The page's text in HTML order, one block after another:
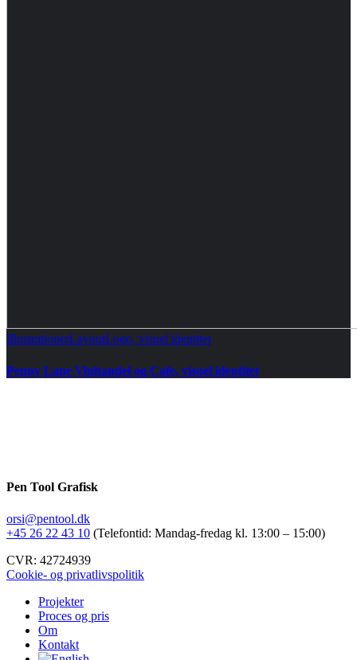
IllustrationerLayoutLogo, visuel identitet
Penny Lane Vinhandel og Cafe, visuel identitet
Pen Tool Grafisk
orsi@pentool.dk
+45 26 22 43 10 (Telefontid: Mandag-fredag kl. 13:00 – 15:00)
CVR: 42724939
Cookie- og privatlivspolitik
Close
Menu
Projekter
Proces og pris
Om
Kontakt